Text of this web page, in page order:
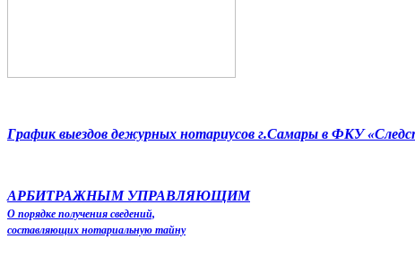
График выездов дежурных нотариусов г.Самары в ФКУ
АРБИТРАЖНЫМ УПРАВЛЯЮЩИМ
О порядке получения сведений,
составляющих нотариальную тайну